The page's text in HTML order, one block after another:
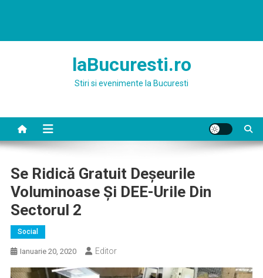
laBucuresti.ro
Stiri si evenimente la Bucuresti
Se Ridică Gratuit Deşeurile
Voluminoase Şi DEE-Urile Din
Sectorul 2
Social
Ianuarie 20, 2020 Editor